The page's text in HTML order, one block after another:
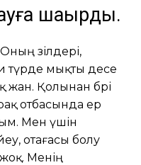
шақырды.
әзілдері,
түрде мықты десе
Қолынан бәрі
отбасында ер
Мен үшін
отағасы болу
Менің